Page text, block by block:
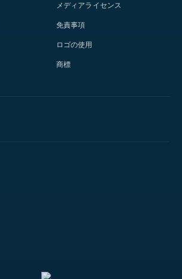
メディアライセンス
免責事項
ロゴの使用
商標